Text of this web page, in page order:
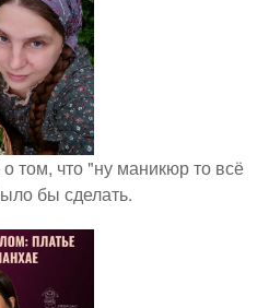
том, что "ну маникюр то всё
бы сделать.